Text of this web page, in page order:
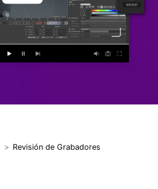
Revisión de Grabadores